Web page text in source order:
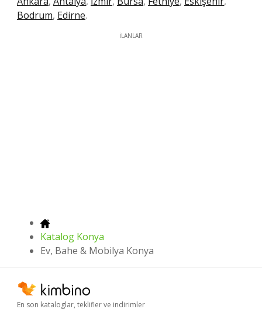
Bodrum, Edirne.
İLANLAR
Katalog Konya
Ev, Bahe & Mobilya Konya
En son kataloglar, teklifler ve indirimler